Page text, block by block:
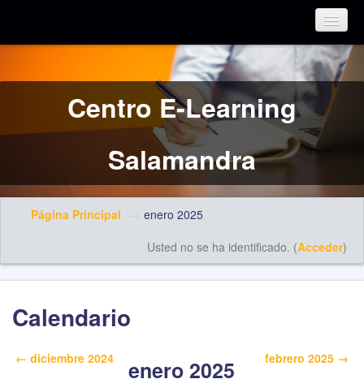
Centro E-Learning
Salamandra
Página Principal → enero 2025
Usted no se ha identificado. (Acceder)
Calendario
← diciembre 2024 enero 2025 febrero 2025 →